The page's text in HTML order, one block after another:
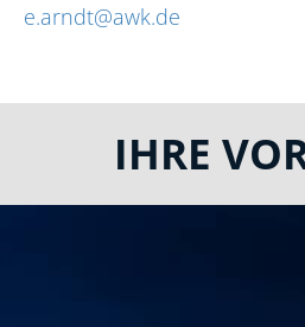
e.arndt@awk.de
IHRE